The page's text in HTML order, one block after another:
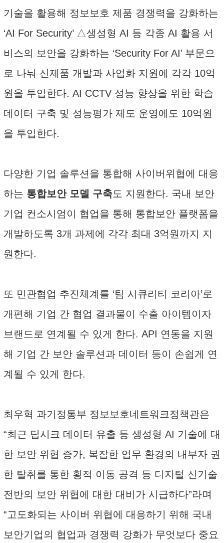
기술을 활용해 정보보호 제품 경쟁력을 강화하는
‘AI For Security’ △생성형 AI 등 각종 AI 활용 서
비스의 보안을 강화하는 ‘Security For AI’ 부문으
로 나눠 신제품 개발과 사업화 지원에 각각 10억
원을 투입한다. AI CCTV 성능 향상을 위한 학습
데이터 구축 및 성능평가 제도 운영에도 10억원
을 투입한다.
다양한 기업 솔루션을 통합해 사이버위협에 대응
하는 통합보안 모델 구축도 지원한다. 국내 보안
기업 컨소시엄이 협업을 통해 통합보안 플랫폼을
개발하도록 3개 과제에 각각 최대 3억원까지 지
원한다.
또 민관협업 추진체계를 ‘팀 시큐리티 코리아’로
개편해 기업 간 협업 결과물이 수출 아이템이자
브랜드로 연계될 수 있게 한다. API 연동을 지원
해 기업 간 보안 솔루션과 데이터 등이 손쉽게 연
계될 수 있게 한다.
최우혁 과기정통부 정보보호네트워크정책관은
“최근 딥시크 데이터 유출 등 생성형 AI 기술에 대
한 보안 위협 증가, 복잡한 업무 환경의 내부자 권
한 탈취를 통한 횡적 이동 공격 등 디지털 신기술
전반의 보안 위협에 대한 대비가 시급하다”라며
“고도화되는 사이버 위협에 대응하기 위해 국내
보안기업의 협업과 경쟁력 강화가 무엇보다 중요